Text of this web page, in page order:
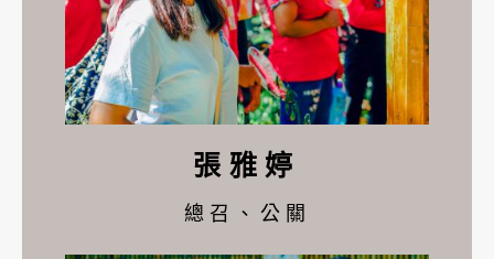
張雅婷
總召、公關